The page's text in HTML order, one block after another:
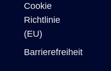
Cookie
Richtlinie
(EU)
Barrierefreiheit